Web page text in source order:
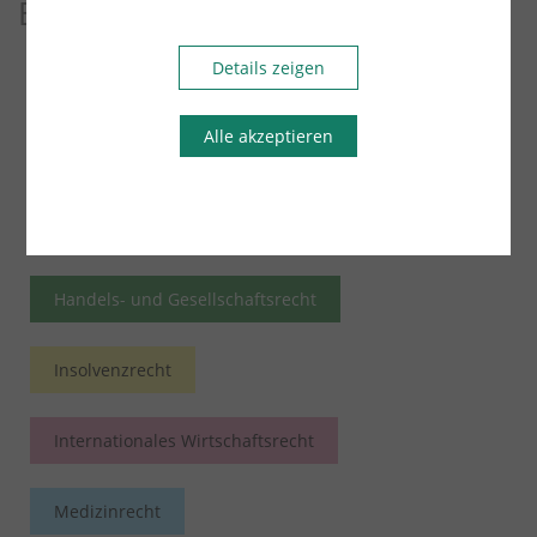
Beiträge
Arbeitsrecht
Bau- und Architektenrecht Erbrecht
Handels- und Gesellschaftsrecht
Insolvenzrecht
Internationales Wirtschaftsrecht
Medizinrecht
Details zeigen
Alle akzeptieren